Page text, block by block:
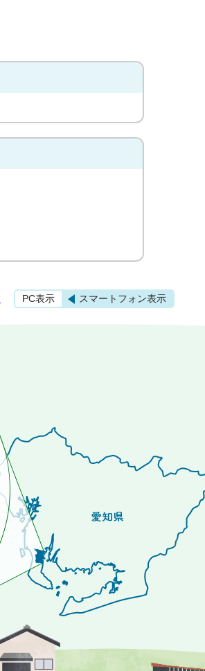
PC表示 スマートフォン表示